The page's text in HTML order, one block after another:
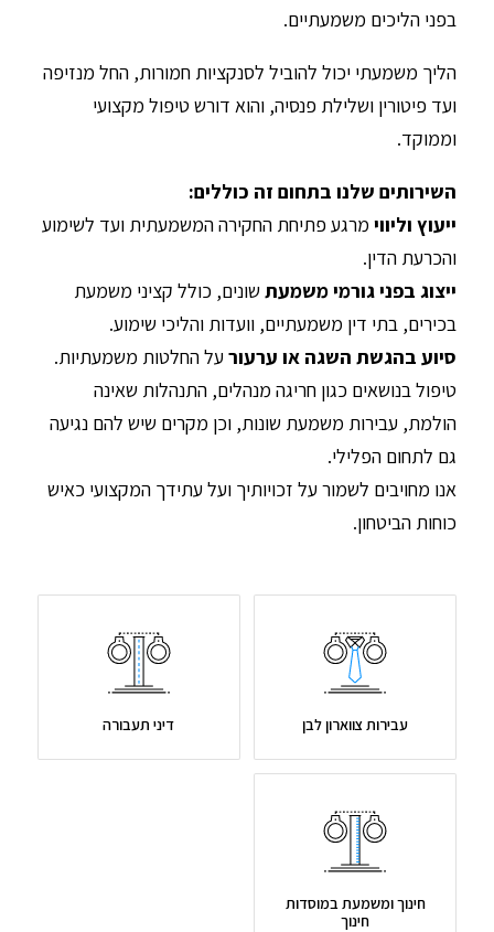
בפני הליכים משמעתיים.
הליך משמעתי יכול להוביל לסנקציות חמורות, החל מנזיפה
ועד פיטורין ושלילת פנסיה, והוא דורש טיפול מקצועי
וממוקד.
השירותים שלנו בתחום זה כוללים:
ייעוץ וליווימרגע פתיחת החקירה המשמעתית ועד לשימוע
והכרעת הדין.
ייצוג בפני גורמי משמעתשונים, כולל קציני משמעת
בכירים, בתי דין משמעתיים, וועדות והליכי שימוע.
סיוע בהגשת השגה או ערעורעל החלטות משמעתיות.
טיפול בנושאים כגון חריגה מנהלים, התנהלות שאינה
הולמת, עבירות משמעת שונות, וכן מקרים שיש להם נגיעה
גם לתחום הפלילי.
אנו מחויבים לשמור על זכויותיך ועל עתידך המקצועי כאיש
כוחות הביטחון.
עבירות צווארון לבן דיני תעבורה
חינוך ומשמעת במוסדות
חינוך